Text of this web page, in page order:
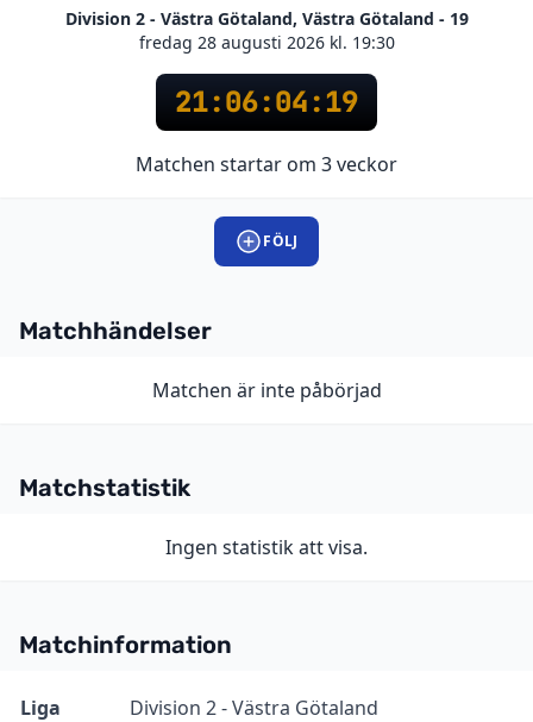
Division 2 - Västra Götaland, Västra Götaland - 19
fredag 28 augusti 2026 kl. 19:30
21:06:04:19
Matchen startar om 3 veckor
FÖLJ
Matchhändelser
Matchen är inte påbörjad
Matchstatistik
Ingen statistik att visa.
Matchinformation
InformationVärde
Liga
Division 2 - Västra Götaland